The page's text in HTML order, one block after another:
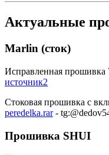
Актуальные
Marlin (сток)
Исправленная прошивка
источник2
Стоковая прошивка с
peredelka.rar-
Прошивка SHUI